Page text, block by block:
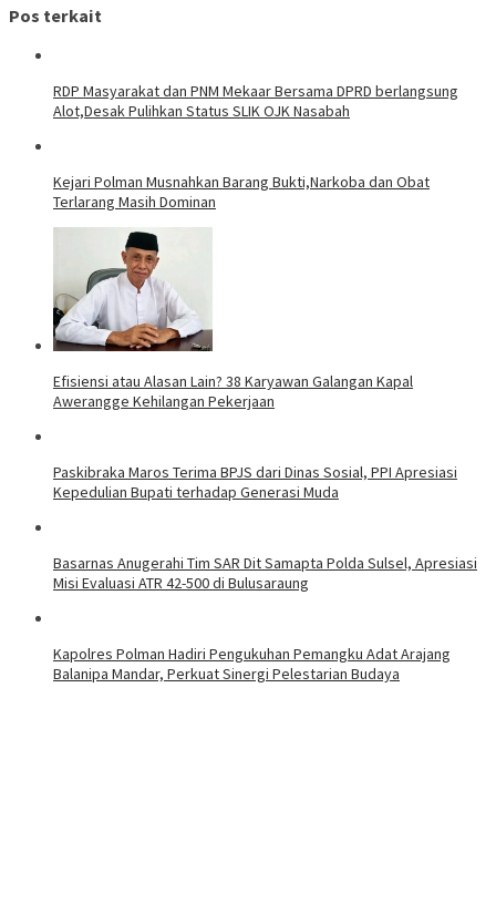
Pos terkait
RDP Masyarakat dan PNM Mekaar Bersama DPRD berlangsung
Alot,Desak Pulihkan Status SLIK OJK Nasabah
Kejari Polman Musnahkan Barang Bukti,Narkoba dan Obat
Terlarang Masih Dominan
Efisiensi atau Alasan Lain? 38 Karyawan Galangan Kapal
Awerangge Kehilangan Pekerjaan
Paskibraka Maros Terima BPJS dari Dinas Sosial, PPI Apresiasi
Kepedulian Bupati terhadap Generasi Muda
Basarnas Anugerahi Tim SAR Dit Samapta Polda Sulsel, Apresiasi
Misi Evaluasi ATR 42-500 di Bulusaraung
Kapolres Polman Hadiri Pengukuhan Pemangku Adat Arajang
Balanipa Mandar, Perkuat Sinergi Pelestarian Budaya